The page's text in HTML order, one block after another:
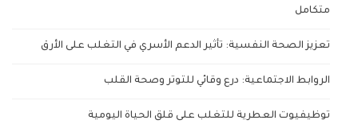
متكامل
تعزيز الصحة النفسية: تأثير الدعم الأسري في التغلب على الأرق
الروابط الاجتماعية: درع وقائي للتوتر وصحة القلب
توظيفيوت العطرية للتغلب على قلق الحياة اليومية